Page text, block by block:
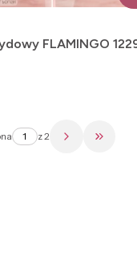
FLAMINGO
z 2